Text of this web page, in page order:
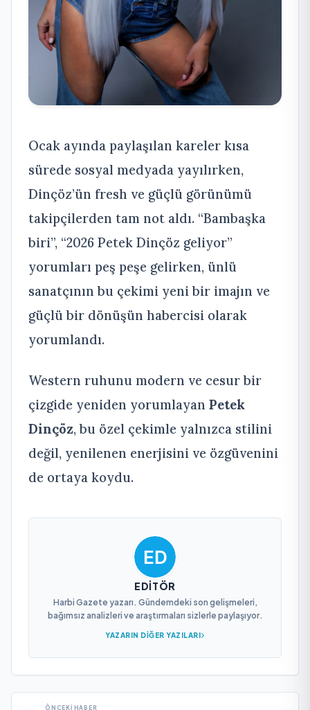
Ocak ayında paylaşılan kareler kısa
sürede sosyal medyada yayılırken,
Dinçöz’ün fresh ve güçlü görünümü
takipçilerden tam not aldı. “Bambaşka
biri”, “2026 Petek Dinçöz geliyor”
yorumları peş peşe gelirken, ünlü
sanatçının bu çekimi yeni bir imajın ve
güçlü bir dönüşün habercisi olarak
yorumlandı.
Western ruhunu modern ve cesur bir
çizgide yeniden yorumlayan Petek
Dinçöz, bu özel çekimle yalnızca stilini
değil, yenilenen enerjisini ve özgüvenini
de ortaya koydu.
EDITÖR
Harbi Gazete yazarı. Gündemdeki son gelişmeleri,
bağımsız analizleri ve araştırmaları sizlerle paylaşıyor.
YAZARIN DIĞER YAZILARI
ÖNCEKI HABER